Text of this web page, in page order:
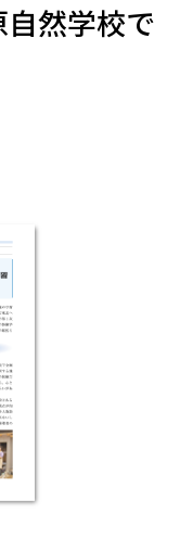
然学校で